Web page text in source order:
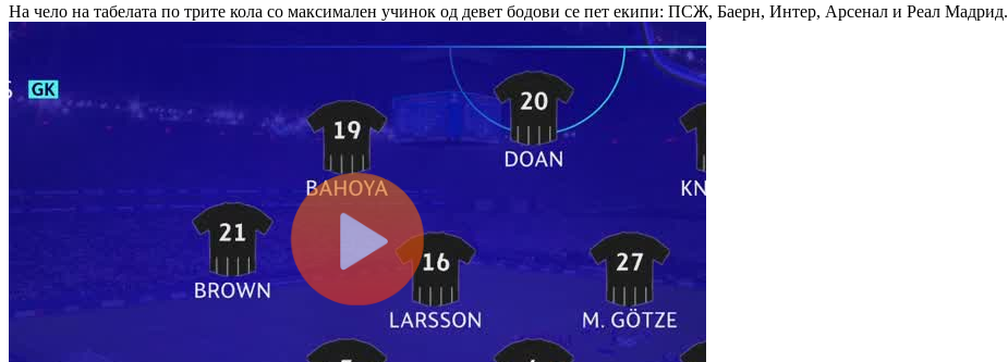
На чело на табелата по трите кола со максимален учинок од девет бодови се пет екипи: ПСЖ, Баерн, Интер, Арсенал и Реал Мадрид.